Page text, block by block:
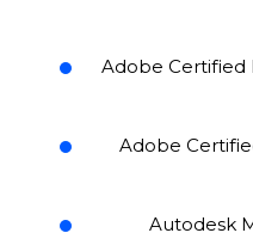
Adobe Certified
Adobe
Autodesk